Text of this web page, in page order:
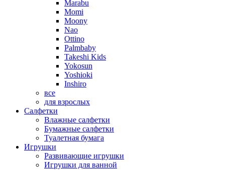
Marabu
Momi
Moony
Nao
Ottino
Palmbaby
Takeshi Kids
Yokosun
Yoshioki
Inshiro
все
для взрослых
Салфетки
Влажные салфетки
Бумажные салфетки
Туалетная бумага
Игрушки
Развивающие игрушки
Игрушки для ванной